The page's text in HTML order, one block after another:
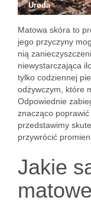
Uroda
Matowa skóra to
jego przyczyny
nią
niewystarczająca
tylko codziennej
odżywczym, które
Odpowiednie
znacząco poprawić
przedstawimy
przywrócić
Jakie